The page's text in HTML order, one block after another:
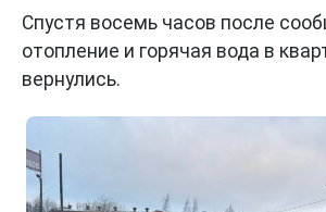
Спустя восемь часов после
отопление и горячая вода в
вернулись.